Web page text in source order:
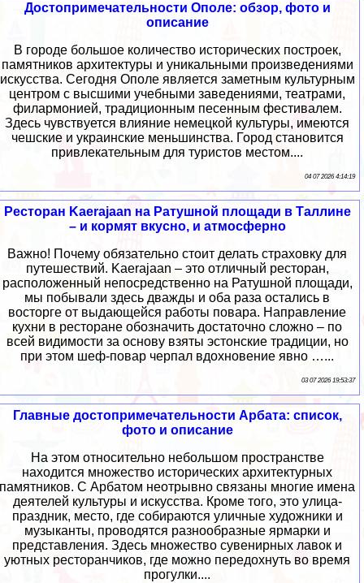
Достопримечательности Ополе: обзор, фото и
описание
В городе большое количество исторических построек,
памятников архитектуры и уникальными произведениями
искусства. Сегодня Ополе является заметным культурным
центром с высшими учебными заведениями, театрами,
филармонией, традиционным песенным фестивалем.
Здесь чувствуется влияние немецкой культуры, имеются
чешские и украинские меньшинства. Город становится
привлекательным для туристов местом....
04 07 2026 4:14:19
Ресторан Kaerajaan на Ратушной площади в Таллине
– и кормят вкусно, и атмосферно
Важно! Почему обязательно стоит делать страховку для
путешествий. Kaerajaan – это отличный ресторан,
расположенный непосредственно на Ратушной площади,
мы побывали здесь дважды и оба раза остались в
восторге от выдающейся работы повара. Направление
кухни в ресторане обозначить достаточно сложно – по
всей видимости за основу взяты эстонские традиции, но
при этом шеф-повар черпал вдохновение явно …...
03 07 2026 19:53:37
Главные достопримечательности Арбата: список,
фото и описание
На этом относительно небольшом пространстве
находится множество исторических архитектурных
памятников. С Арбатом неотрывно связаны многие имена
деятелей культуры и искусства. Кроме того, это улица-
праздник, место, где собираются уличные художники и
музыканты, проводятся разнообразные ярмарки и
представления. Здесь множество сувенирных лавок и
уютных ресторанчиков, где можно передохнуть во время
прогулки....